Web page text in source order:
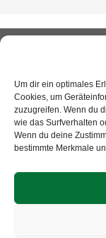
Um dir ein optimales
Cookies, um
zuzugreifen. Wenn du
wie das Surfverhalten
Wenn du deine
bestimmte Merkmale
zur
Kontakt